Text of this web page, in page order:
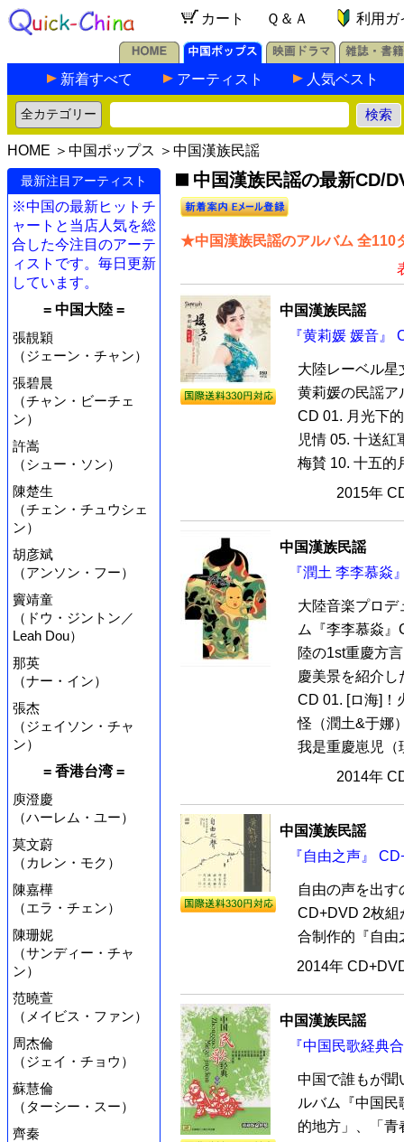
カート Ｑ＆Ａ 利用ガ
新着すべて アーティスト 人気ベスト
HOME ＞ 中国ポップス ＞中国漢族民謡
最新注目アーティスト
※中国の最新ヒットチ
ャートと当店人気を総
合した今注目のアーテ
ィストです。毎日更新
しています。
= 中国大陸 =
張靚穎
（ジェーン・チャン）
張碧晨
（チャン・ビーチェ
ン）
許嵩
（シュー・ソン）
陳楚生
（チェン・チュウシェ
ン）
胡彦斌
（アンソン・フー）
竇靖童
（ドウ・ジントン／
Leah Dou）
那英
（ナー・イン）
張杰
（ジェイソン・チャ
ン）
= 香港台湾 =
庾澄慶
（ハーレム・ユー）
莫文蔚
（カレン・モク）
陳嘉樺
（エラ・チェン）
陳珊妮
（サンディー・チャ
ン）
范曉萱
（メイビス・ファン）
周杰倫
（ジェイ・チョウ）
蘇慧倫
（ターシー・スー）
齊秦
中国漢族民謡の最新CD/
★中国漢族民謡のアルバム 全110
中国漢族民謡
『黄莉媛 媛音』
大陸レーベル星
黄莉媛の民謡ア
CD 01. 月光下
児情 05. 十送紅
梅賛 10. 十五的
2015年
中国漢族民謡
『潤土 李李慕焱
大陸音楽プロデ
ム『李李慕焱
陸の1st重慶方
慶美景を紹介し
CD 01. [ロ海]！
怪（潤土&于娜
我是重慶崽児（
2014年
中国漢族民謡
『自由之声』
自由の声を出
CD+DVD 2枚組
合制作的『自由
2014年
中国漢族民謡
『中国民歌経典
中国で誰もが聞
ルバム『中国
的地方」、「青